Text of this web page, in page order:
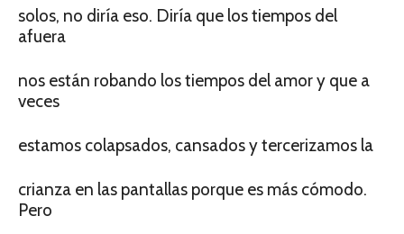
solos, no diría eso. Diría que los tiempos del
afuera
nos están robando los tiempos del amor y que a
veces
estamos colapsados, cansados y tercerizamos la
crianza en las pantallas porque es más cómodo.
Pero